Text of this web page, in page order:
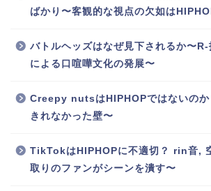
ばかり〜客観的な視点の欠如は
バトルヘッズはなぜ見下されるか〜
による口喧嘩文化の発展〜
Creepy nutsはHIPHOPではないのか
きれなかった壁〜
TikTokはHIPHOPに不適切？ rin音,
取りのファンがシーンを潰す〜